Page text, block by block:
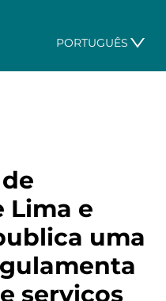
PORTUGUÊS
Lima e
uma
serviços